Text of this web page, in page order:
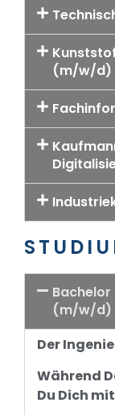
(m/w/d)
(m/w/d)
Der
Während
Du Dich